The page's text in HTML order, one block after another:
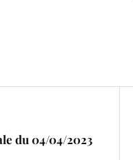
du 04/04/2023